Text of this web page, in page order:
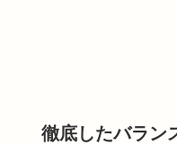
徹底したバラン